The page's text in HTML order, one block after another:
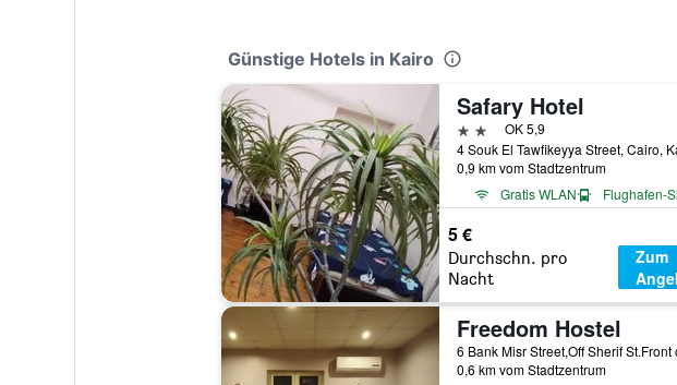
Günstige Hotels in Kairo
Safary Hotel
2 SterneOK 5,9
0,9 km vom Stadtzentrum
Gratis WLAN
Flughafen-
5 €
Durchschn. pro
Nacht
Zum
Freedom Hostel
0,6 km vom Stadtzentrum